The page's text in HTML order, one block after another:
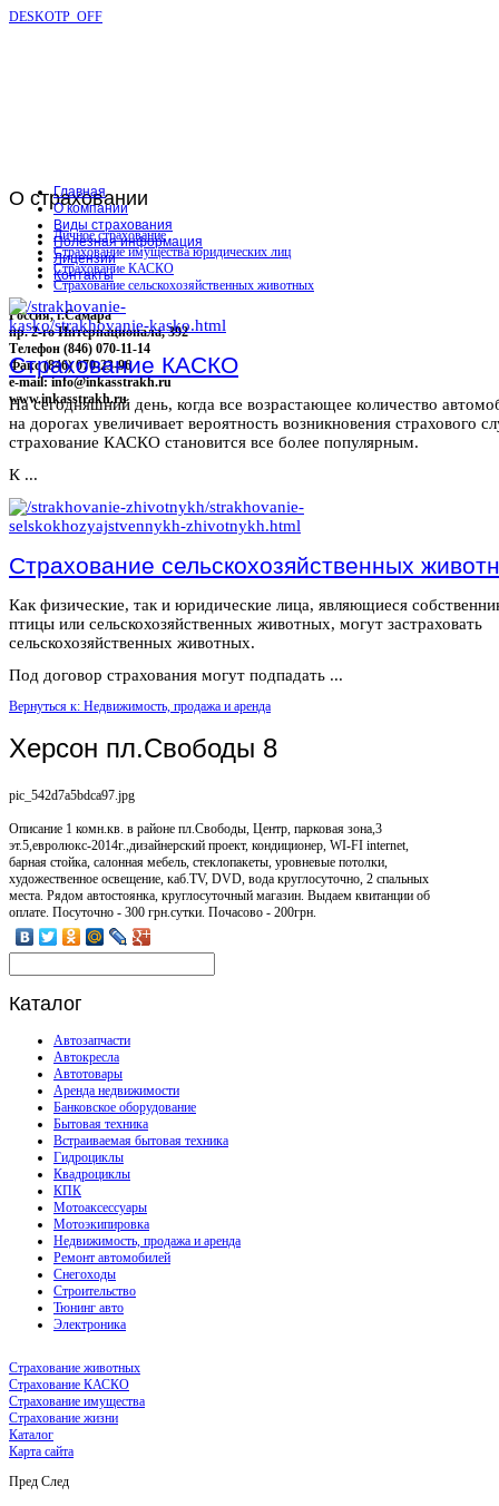
DESKOTP_OFF
О страховании
Личное страхование
Страхование имущества юридических лиц
Страхование КАСКО
Страхование сельскохозяйственных животных
Россия, г.Самара
пр. 2-го Интернационала, 392
Телефон (846) 070-11-14
Факс (846) 070-23-96
e-mail: info@inkasstrakh.ru
www.inkasstrakh.ru
Главная
О компании
Виды страхования
Полезная информация
Лицензии
Контакты
Страхование КАСКО
На сегодняшний день, когда все возрастающее количество
на дорогах увеличивает вероятность возникновения страхового
страхование КАСКО становится все более популярным.
К ...
Страхование сельскохозяйственных
Как физические, так и юридические лица, являющиеся
птицы или сельскохозяйственных животных, могут застраховать
сельскохозяйственных животных.
Под договор страхования могут подпадать ...
Вернуться к: Недвижимость, продажа и аренда
Херсон пл.Свободы 8
pic_542d7a5bdca97.jpg
Описание 1 комн.кв. в районе пл.Свободы, Центр, парковая зона,3
эт.5,евролюкс-2014г.,дизайнерский проект, кондиционер, WI-FI internet,
барная стойка, салонная мебель, стеклопакеты, уровневые потолки,
художественное освещение, каб.TV, DVD, вода круглосуточно, 2 спальных
места. Рядом автостоянка, круглосуточный магазин. Выдаем квитанции об
оплате. Посуточно - 300 грн.сутки. Почасово - 200грн.
Каталог
Автозапчасти
Автокресла
Автотовары
Аренда недвижимости
Банковское оборудование
Бытовая техника
Встраиваемая бытовая техника
Гидроциклы
Квадроциклы
КПК
Мотоаксессуары
Мотоэкипировка
Недвижимость, продажа и аренда
Ремонт автомобилей
Снегоходы
Строительство
Тюнинг авто
Электроника
Страхование животных
Страхование КАСКО
Страхование имущества
Страхование жизни
Каталог
Карта сайта
Пред След